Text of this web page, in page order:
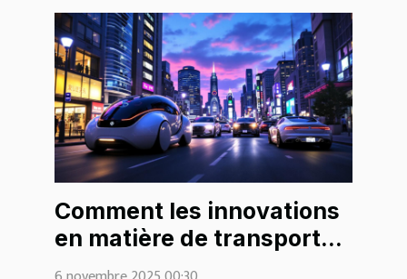
Comment les innovations
en matière de transport
urbain façonnent-elles les